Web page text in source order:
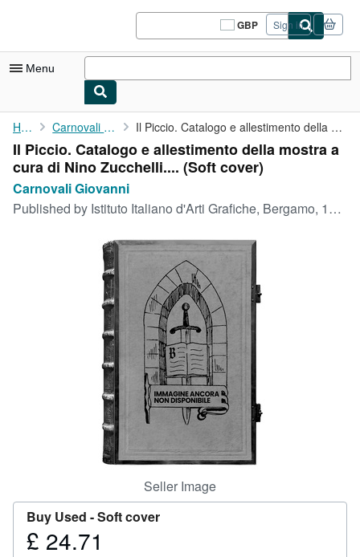
GBP
Site
shopping
Sign in
Menu
My Account
My Purchases
Sign Off
Advanced Search
Browse Collections
Art & Collectables
Home Carnovali Giovanni Il Piccio. Catalogo e allestimento della mostra a cura di Nino ...
Il Piccio. Catalogo e allestimento della mostra a
cura di Nino Zucchelli.... (Soft cover)
Carnovali Giovanni
Published by Istituto Italiano d'Arti Grafiche, Bergamo, 1952
Seller Image
Buy Used -Soft cover
Price
£ 24.71